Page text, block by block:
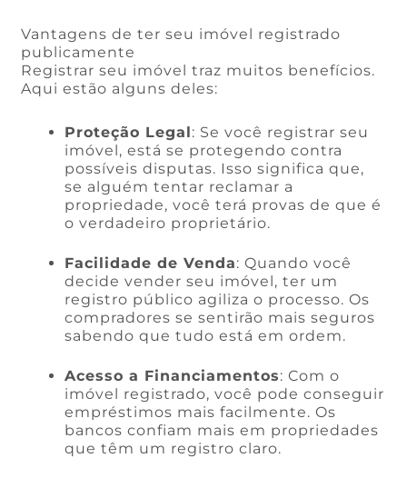
Vantagens de ter seu imóvel registrado
publicamente
Registrar seu imóvel traz muitos benefícios.
Aqui estão alguns deles:
Proteção Legal: Se você registrar seu
imóvel, está se protegendo contra
possíveis disputas. Isso significa que,
se alguém tentar reclamar a
propriedade, você terá provas de que é
o verdadeiro proprietário.
Facilidade de Venda: Quando você
decide vender seu imóvel, ter um
registro público agiliza o processo. Os
compradores se sentirão mais seguros
sabendo que tudo está em ordem.
Acesso a Financiamentos: Com o
imóvel registrado, você pode conseguir
empréstimos mais facilmente. Os
bancos confiam mais em propriedades
que têm um registro claro.